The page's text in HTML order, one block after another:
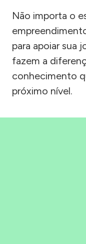
Não importa o
para apoiar sua
fazem a
conhecimento
próximo nível.